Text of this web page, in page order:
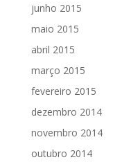
junho 2015
maio 2015
abril 2015
março 2015
fevereiro 2015
dezembro 2014
novembro 2014
outubro 2014